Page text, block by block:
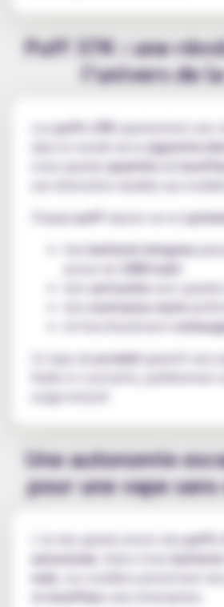
Puff 37K : une
l’univers de
Lespuffs 37K représentent une
cigarette
à leur grande
quantite
une alternative durable aux
Chaquepuff repose sur un
Unebatterie integree
1000 mah
cartouche avec grande
resistance mesh
Ce type deproduitgarantit une
fluide et constante, parfaitement
usage intensif.
Une autonomie
pour une vape
L’un des grands atouts despuffs
autonomie
batterie
mah
bouffees